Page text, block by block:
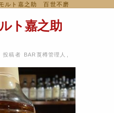
ルト嘉之助 百世不磨
ト嘉之助
,投稿者 BAR莨樽管理人